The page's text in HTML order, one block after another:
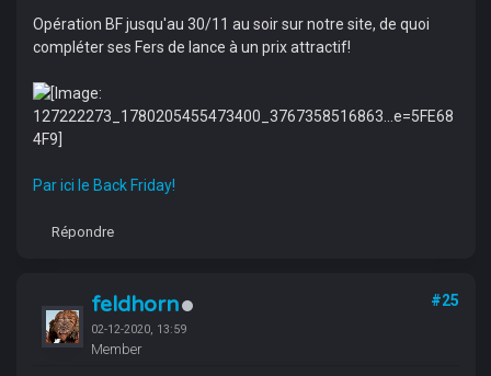
Opération BF jusqu'au 30/11 au soir sur notre site, de quoi
compléter ses Fers de lance à un prix attractif!
Par ici le Back Friday!
Répondre
feldhorn
02-12-2020, 13:59
Member
#25